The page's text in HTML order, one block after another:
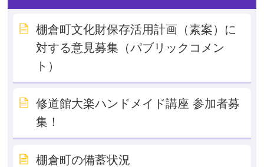
棚倉町文化財保存活用計画（素案）に
対する意見募集（パブリックコメン
ト）
修道館大楽ハンドメイド講座 参加者募
集！
棚倉町の備蓄状況